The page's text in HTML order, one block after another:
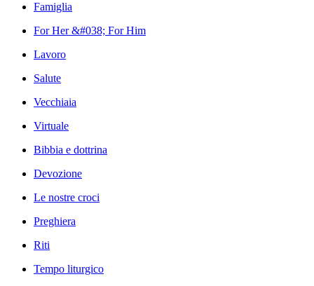
Famiglia
For Her &#038; For Him
Lavoro
Salute
Vecchiaia
Virtuale
Bibbia e dottrina
Devozione
Le nostre croci
Preghiera
Riti
Tempo liturgico